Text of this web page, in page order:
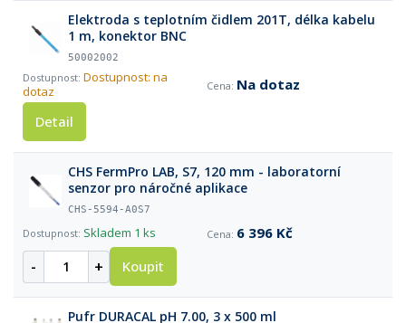
Elektroda s teplotním čidlem 201T, délka kabelu
1 m, konektor BNC
50002002
Dostupnost: na
dotaz
Na dotaz
Detail
CHS FermPro LAB, S7, 120 mm - laboratorní
senzor pro náročné aplikace
CHS-5594-A0S7
Skladem 1 ks 6 396 Kč
- + Koupit
Pufr DURACAL pH 7.00, 3 x 500 ml